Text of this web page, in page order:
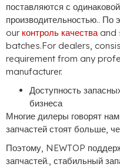
поставляются с
производительностью.. По
our контроль качества and
batches.For dealers,
requirement from any
manufacturer.
Доступность
бизнеса
Многие дилеры говорят
запчастей стоят больше,
Поэтому, NEWTOP
запчастей., стабильный